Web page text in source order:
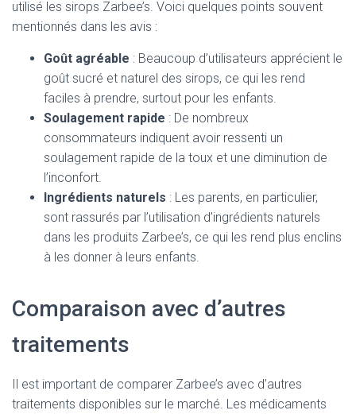
utilisé les sirops Zarbee’s. Voici quelques points souvent
mentionnés dans les avis :
Goût agréable : Beaucoup d’utilisateurs apprécient le
goût sucré et naturel des sirops, ce qui les rend
faciles à prendre, surtout pour les enfants.
Soulagement rapide : De nombreux
consommateurs indiquent avoir ressenti un
soulagement rapide de la toux et une diminution de
l’inconfort.
Ingrédients naturels : Les parents, en particulier,
sont rassurés par l’utilisation d’ingrédients naturels
dans les produits Zarbee’s, ce qui les rend plus enclins
à les donner à leurs enfants.
Comparaison avec d’autres
traitements
Il est important de comparer Zarbee’s avec d’autres
traitements disponibles sur le marché. Les médicaments